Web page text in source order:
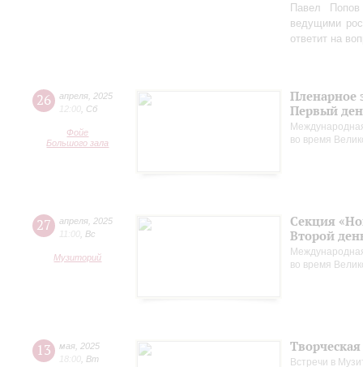
Павел
ведущими
ответит на
26 апреля 2025
12:00 Сб
Фойе
Большого зала
Пленарное
Первый
во время
27 апреля 2025
11:00 Вс
Музиторий
Секция
Второй
во время
13 мая 2025
18:00 Вт Встречи в